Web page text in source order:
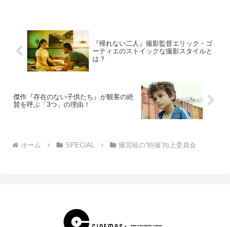
『帰れない二人』撮影監督エリック・ゴ
ーティエのストイックな撮影スタイルと
は？
傑作『存在のない子供たち』が観客の絶
賛を呼ぶ「3つ」の理由！
ホーム SPECIAL 篠宮暁の“特撮”向上委員会